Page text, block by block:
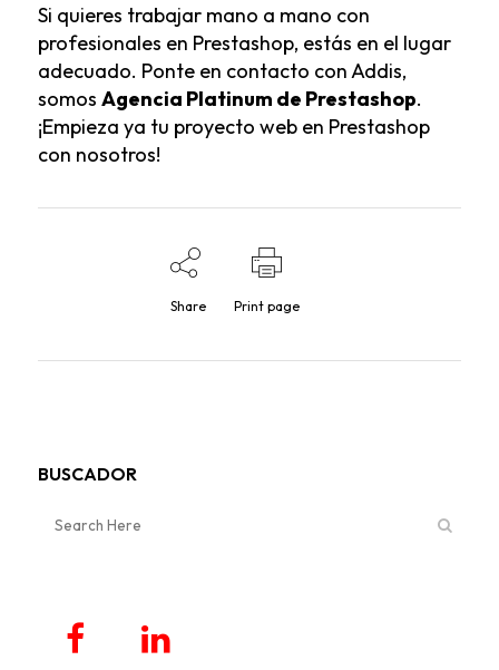
Si quieres trabajar mano a mano con
profesionales en Prestashop, estás en el lugar
adecuado. Ponte en contacto con Addis,
somos Agencia Platinum de Prestashop.
¡Empieza ya tu proyecto web en Prestashop
con nosotros!
Share Print page
BUSCADOR